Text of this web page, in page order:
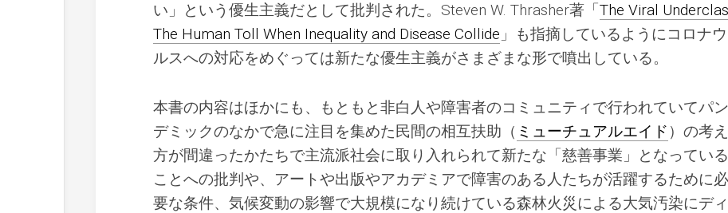
い」という優生主義だとして批判された。Steven W. Thrasher著「The Viral
The Human Toll When Inequality and Disease Collide 」も指摘しているようにコロナ
ルスへの対応をめぐっては新たな優生主義がさまざまな形で噴出している。
本書の内容はほかにも、もともと非白人や障害者のコミュニティで行われていてパン
デミックのなかで急に注目を集めた民間の相互扶助（ ミューチュアルエイド ）の考え
方が間違ったかたちで主流派社会に取り入れられて新たな「慈善事業」となっている
ことへの批判や、アートや出版やアカデミアで障害のある人たちが活躍するために必
要な条件、気候変動の影響で大規模になり続けている森林火災による大気汚染にディ